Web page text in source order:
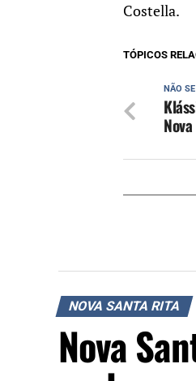
Costella.
TÓPICOS
NÃO
NOVA SANTA RITA
Nova